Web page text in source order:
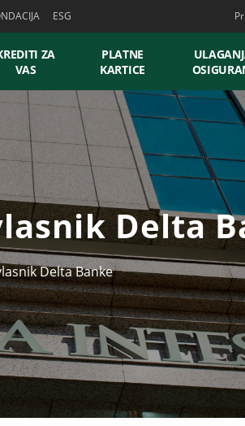
ESG
ZA
VAS
PLATNE
KARTICE
Delta
Delta Banke